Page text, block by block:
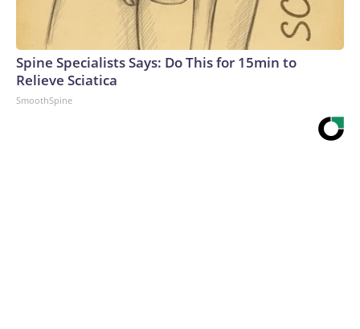
Spine Specialists Says: Do This for 15min to
Relieve Sciatica
SmoothSpine